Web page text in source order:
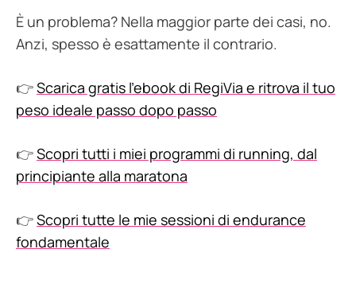
È un problema? Nella maggior parte dei casi, no.
Anzi, spesso è esattamente il contrario.
👉Scarica gratis l’ebook di RegiVia e ritrova il tuo
peso ideale passo dopo passo
👉Scopri tutti i miei programmi di running, dal
principiante alla maratona
👉Scopri tutte le mie sessioni di endurance
fondamentale